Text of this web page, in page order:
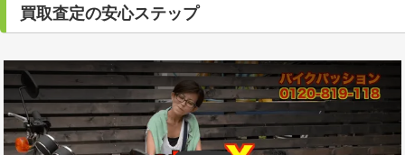
買取査定の安心ステップ